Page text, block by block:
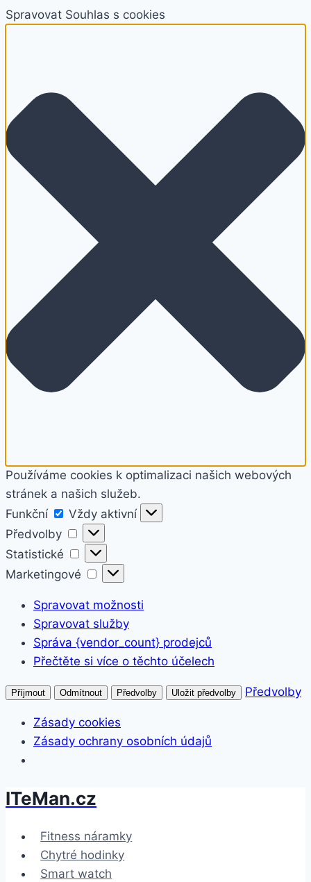
Spravovat Souhlas s cookies
Používáme cookies k optimalizaci našich webových
stránek a našich služeb.
Funkční
Funkční
Vždy aktivní
Předvolby
Předvolby
Statistické
Statistické
Marketingové
Marketingové
Spravovat možnosti
Spravovat služby
Správa {vendor_count} prodejců
Přečtěte si více o těchto účelech
Příjmout Odmítnout Předvolby Uložit předvolby Předvolby
Zásady cookies
Zásady ochrany osobních údajů
Přeskočit
obsah
ITeMan.cz
Fitness náramky
Chytré hodinky
Smart watch